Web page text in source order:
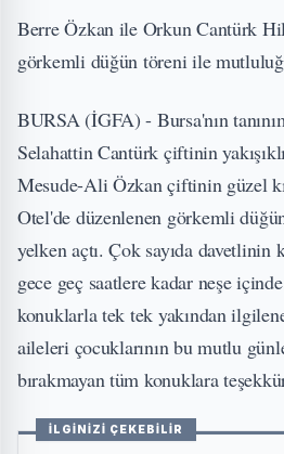
Berre Özkan ile Orkun Cantürk
görkemli düğün töreni ile
BURSA (İGFA) - Bursa'nın
Selahattin Cantürk çiftinin
Mesude-Ali Özkan çiftinin güzel
Otel'de düzenlenen görkemli
yelken açtı. Çok sayıda davetlinin
gece geç saatlere kadar neşe
konuklarla tek tek yakından
aileleri çocuklarının bu mutlu
bırakmayan tüm konuklara
İLGİNİZİ ÇEKEBİLİR